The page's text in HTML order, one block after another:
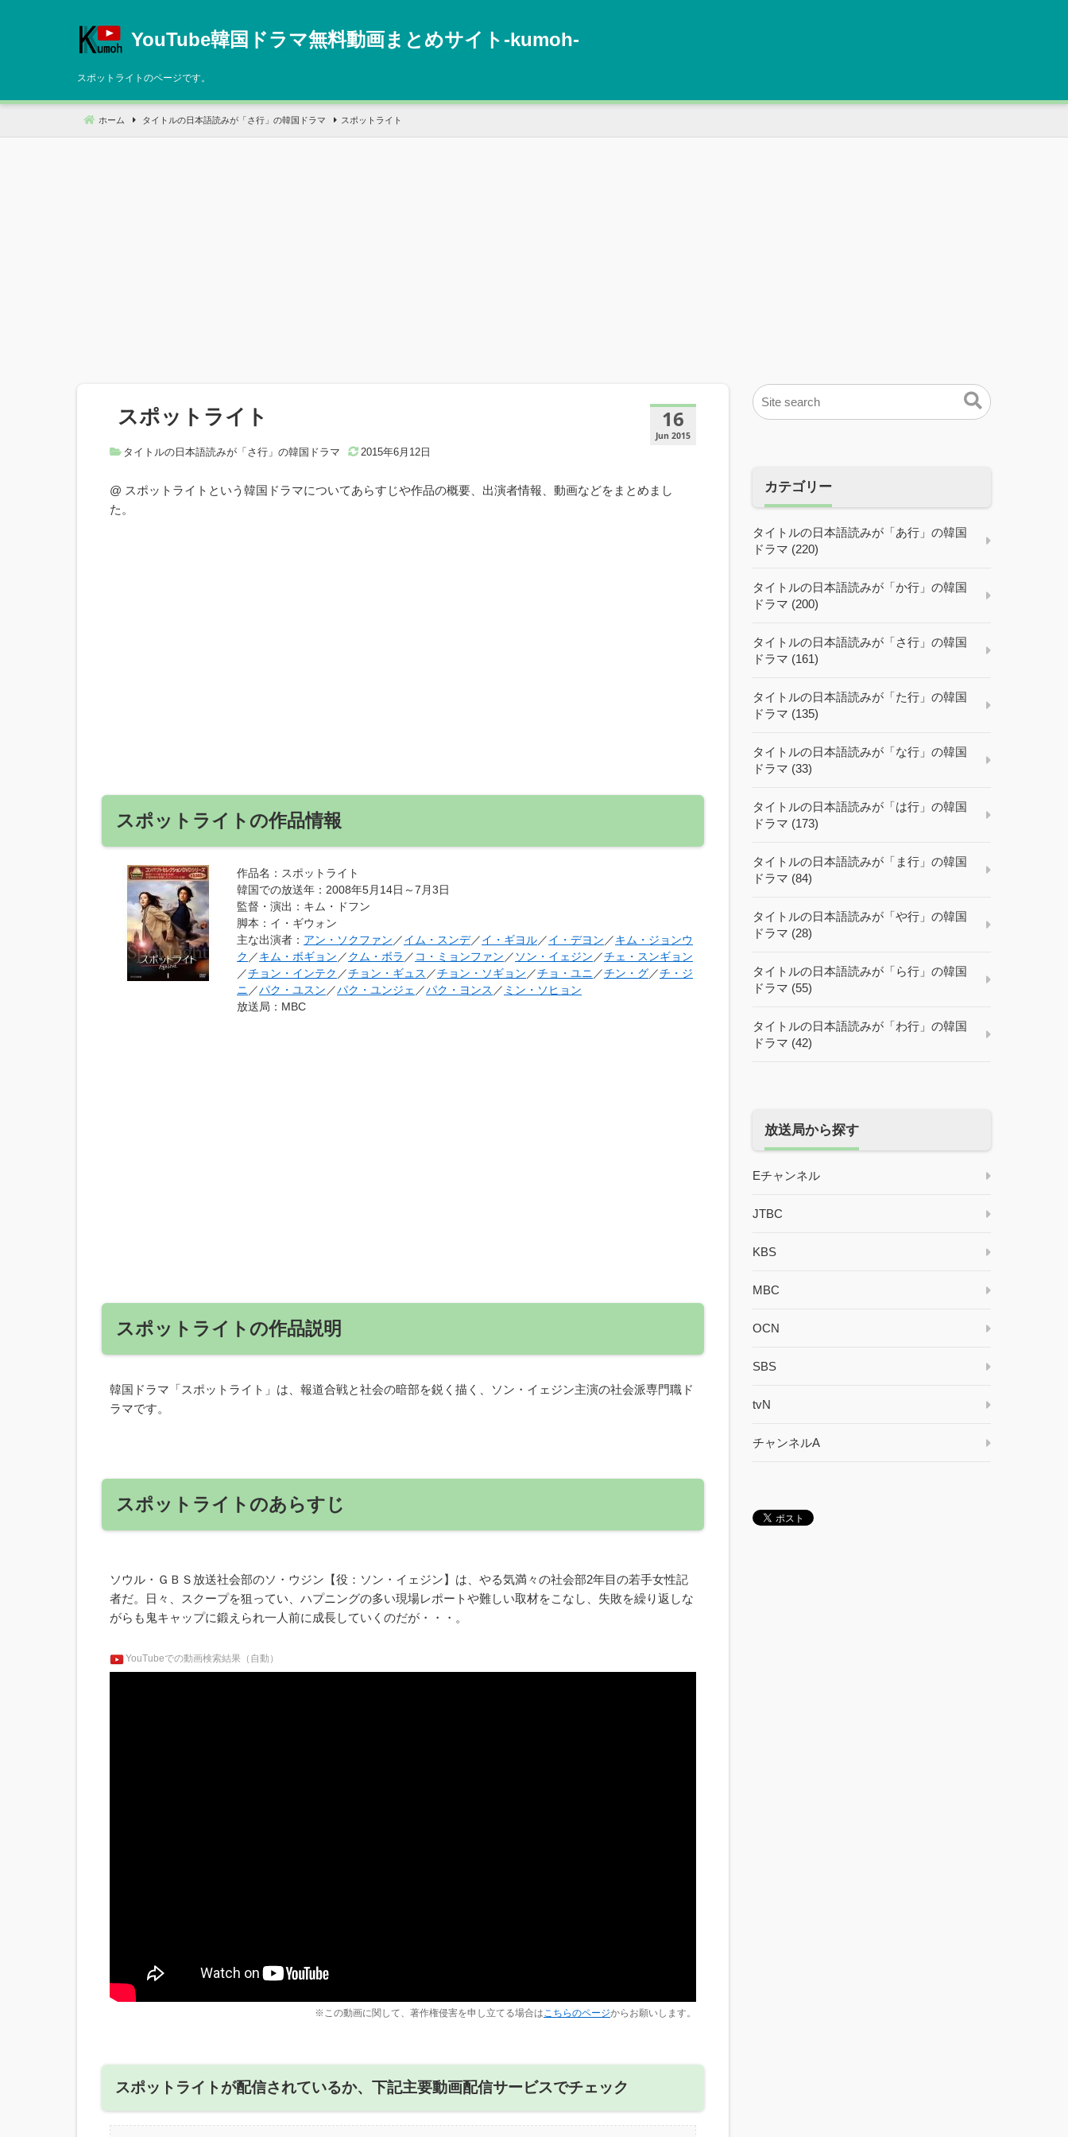
へ
動
YouTube韓国ドラマ無料動画まとめサイト‐kumoh‐
スポットライトのページです。
ホーム タイトルの日本語読みが「さ行」の韓国ドラマ スポットライト
16
Jun 2015
スポットライト
タイトルの日本語読みが「さ行」の韓国ドラマ 2015年6月12日
@ スポットライトという韓国ドラマについてあらすじや作品の概要、出演者情報、動画などをまとめまし
た。
スポットライトの作品情報
作品名 ：スポットライト
韓国での放送年 ：2008年5月14日～7月3日
監督・演出 ：キム・ドフン
脚本 ：イ・ギウォン
主な出演者 ： アン・ソクファン ／イム・スンデ／イ・ギヨル／イ・デヨン ／キム・ジョンウ
ク ／キム・ボギョン ／クム・ボラ ／ コ・ミョンファン ／ ソン・イェジン ／チェ・スンギョン
／チョン・インテク ／チョン・ギュス ／チョン・ソギョン ／チョ・ユニ ／チン・グ／チ・ジ
ニ ／パク・ユスン ／パク・ユンジェ ／パク・ヨンス ／ ミン・ソヒョン
放送局 ：MBC
スポットライトの作品説明
韓国ドラマ「スポットライト」は、報道合戦と社会の暗部を鋭く描く、ソン・イェジン主演の社会派専門職ド
ラマです。
スポットライトのあらすじ
ソウル・ＧＢＳ放送社会部のソ・ウジン【役：ソン・イェジン】は、やる気満々の社会部2年目の若手女性記
者だ。日々、スクープを狙ってい、ハプニングの多い現場レポートや難しい取材をこなし、失敗を繰り返しな
がらも鬼キャップに鍛えられ一人前に成長していくのだが・・・。
YouTubeでの動画検索結果（自動）
※この動画に関して、著作権侵害を申し立てる場合は こちらのページからお願いします。
スポットライトが配信されているか、下記主要動画配信サービスでチェック
カテゴリー
タイトルの日本語読みが「あ行」の韓国
ドラマ (220)
タイトルの日本語読みが「か行」の韓国
ドラマ (200)
タイトルの日本語読みが「さ行」の韓国
ドラマ (161)
タイトルの日本語読みが「た行」の韓国
ドラマ (135)
タイトルの日本語読みが「な行」の韓国
ドラマ (33)
タイトルの日本語読みが「は行」の韓国
ドラマ (173)
タイトルの日本語読みが「ま行」の韓国
ドラマ (84)
タイトルの日本語読みが「や行」の韓国
ドラマ (28)
タイトルの日本語読みが「ら行」の韓国
ドラマ (55)
タイトルの日本語読みが「わ行」の韓国
ドラマ (42)
放送局から探す
Eチャンネル
JTBC
KBS
MBC
OCN
SBS
tvN
チャンネルA